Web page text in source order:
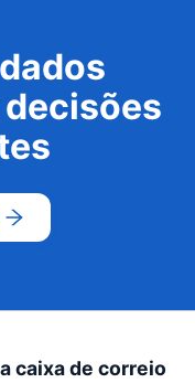
caixa de correio